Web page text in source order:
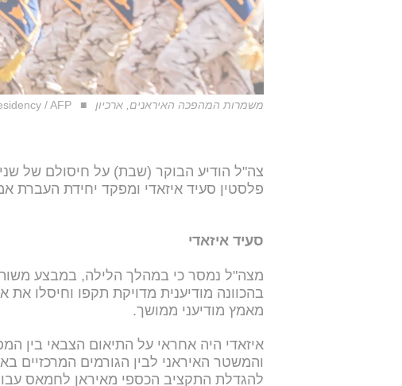
משמרות המהפכה האיראנים, ארכיון / AFP
צה"ל הודיע הבוקר (שבת) על חיסולם של
פלסטין סעיד איזאדי ומפקד יחידת העברת
סעיד איזאדי
מצה"ל נמסר כי במהלך הלילה, במבצע
בהכוונה מודיענית מדויקת תקפו וחיסלו
מאמץ מודיעני ממושך.
איזאדי היה אחראי על התיאום הצבאי בין
והמשטר האיראני לבין הגורמים המרכזיים
להגדלת התקציב הכספי מאיראן לחמאס